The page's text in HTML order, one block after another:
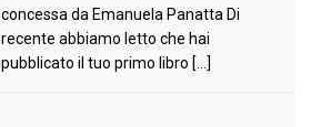
concessa da Emanuela Panatta Di
recente abbiamo letto che hai
pubblicato il tuo primo libro […]